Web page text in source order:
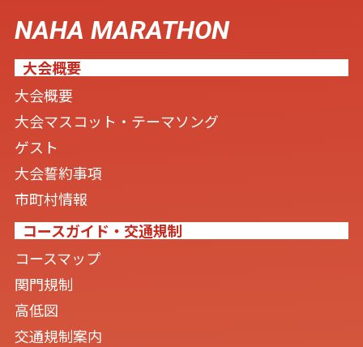
NAHA MARATHON
大会概要
大会概要
大会マスコット・テーマソング
ゲスト
大会誓約事項
市町村情報
コースガイド・交通規制
コースマップ
関門規制
高低図
交通規制案内